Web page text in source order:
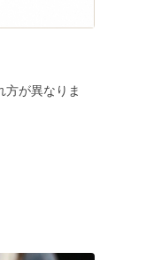
方が異なりま